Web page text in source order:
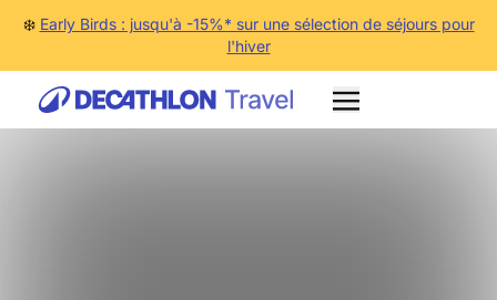
❄️ Early Birds : jusqu'à -15%* sur une sélection de séjours pour
l'hiver